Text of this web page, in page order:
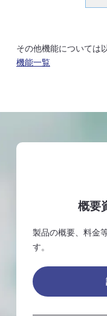
その他機能については
機能一覧
概要
製品の概要、料金
す。